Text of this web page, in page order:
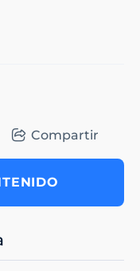
Compartir